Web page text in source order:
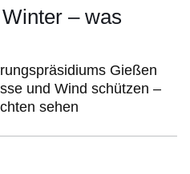
– was
Gießen
und Wind schützen –
sehen